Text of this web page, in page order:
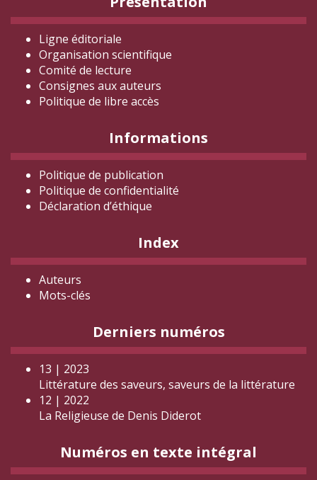
Ligne éditoriale
Organisation scientifique
Comité de lecture
Consignes aux auteurs
Politique de libre accès
Informations
Politique de publication
Politique de confidentialité
Déclaration d’éthique
Index
Auteurs
Mots-clés
Derniers numéros
13 | 2023
Littérature des saveurs, saveurs de la littérature
12 | 2022
La Religieuse de Denis Diderot
Numéros en texte intégral